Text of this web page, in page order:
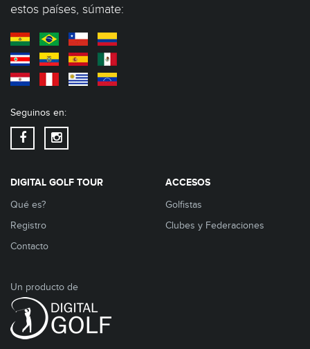
estos países, súmate:
Seguinos en:
DIGITAL GOLF TOUR
Qué es?
Registro
Contacto
ACCESOS
Golfistas
Clubes y Federaciones
Un producto de